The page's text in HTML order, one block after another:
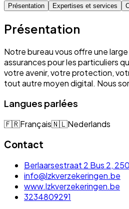
Présentation Expertises et services
Présentation
Notre bureau vous offre une
assurances pour les particuliers
votre avenir, votre protection,
tout autre moyen digital. Nous
Langues parlées
🇫🇷Français🇳🇱Nederlands
Contact
Berlaarsestraat 2 Bus 2,
info@lzkverzekeringen.be
www.lzkverzekeringen.be
3234809291